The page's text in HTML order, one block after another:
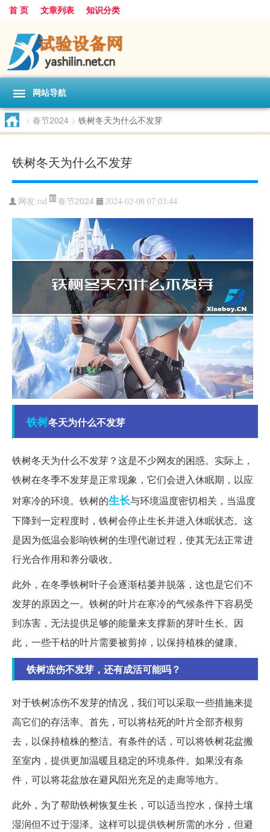
首 页 文章列表 知识分类
网站导航
> 春节2024 > 铁树冬天为什么不发芽
铁树冬天为什么不发芽
网友:tsd 春节2024 2024-02-08 07:03:44
铁树冬天为什么不发芽
铁树冬天为什么不发芽？这是不少网友的困惑。实际上，
铁树在冬季不发芽是正常现象，它们会进入休眠期，以应
对寒冷的环境。铁树的生长与环境温度密切相关，当温度
下降到一定程度时，铁树会停止生长并进入休眠状态。这
是因为低温会影响铁树的生理代谢过程，使其无法正常进
行光合作用和养分吸收。
此外，在冬季铁树叶子会逐渐枯萎并脱落，这也是它们不
发芽的原因之一。铁树的叶片在寒冷的气候条件下容易受
到冻害，无法提供足够的能量来支撑新的芽叶生长。因
此，一些干枯的叶片需要被剪掉，以保持植株的健康。
铁树冻伤不发芽，还有成活可能吗？
对于铁树冻伤不发芽的情况，我们可以采取一些措施来提
高它们的存活率。首先，可以将枯死的叶片全部齐根剪
去，以保持植株的整洁。有条件的话，可以将铁树花盆搬
至室内，提供更加温暖且稳定的环境条件。如果没有条
件，可以将花盆放在避风阳光充足的走廊等地方。
此外，为了帮助铁树恢复生长，可以适当控水，保持土壤
湿润但不过于湿泽。这样可以提供铁树所需的水分，但避